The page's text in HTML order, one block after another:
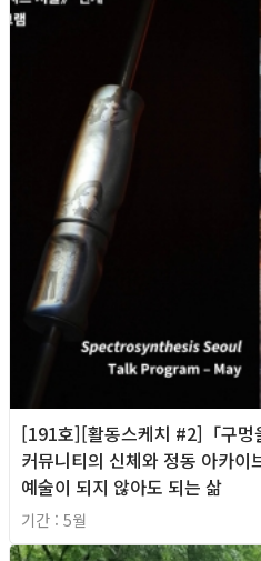
[191호][활동스케치 #2]「구멍
커뮤니티의 신체와 정동 아카이
예술이 되지 않아도 되는 삶
기간 : 5월